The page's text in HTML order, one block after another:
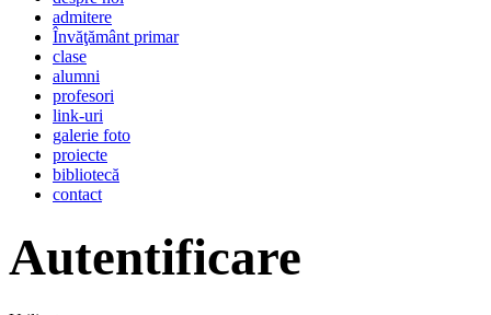
admitere
Învăţământ primar
clase
alumni
profesori
link-uri
galerie foto
proiecte
bibliotecă
contact
Autentificare